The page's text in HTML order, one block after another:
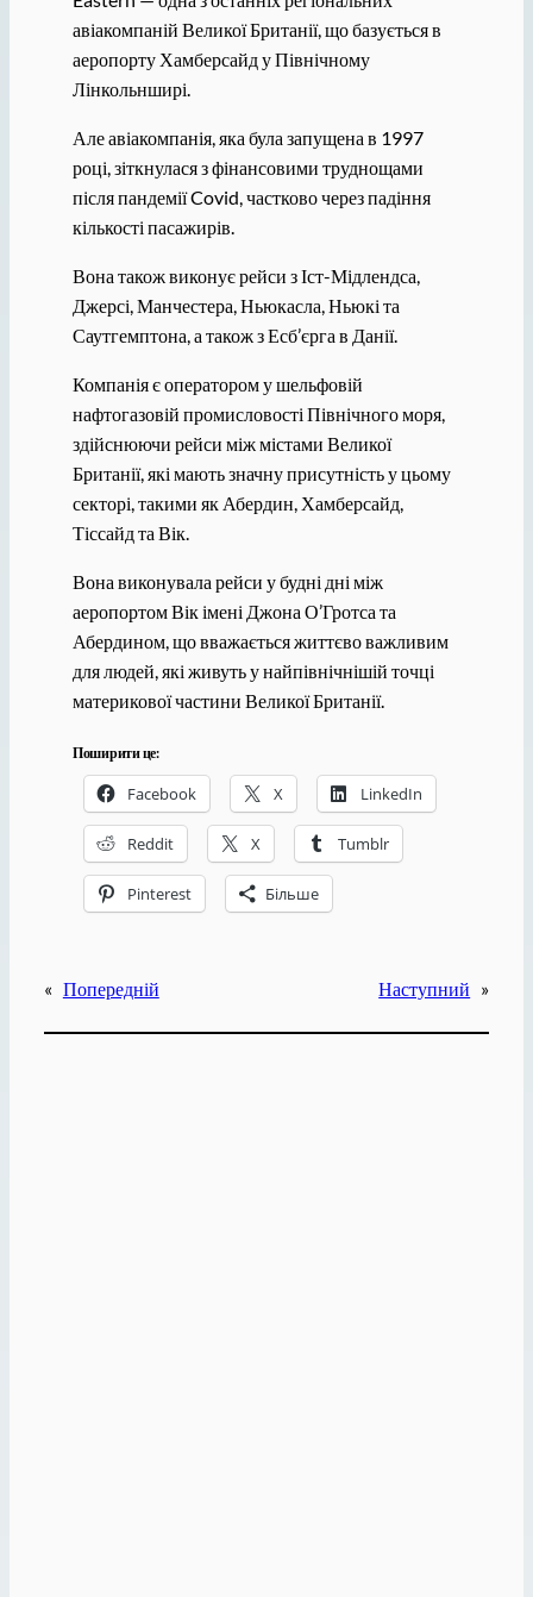
авіакомпаній Великої Британії, що базується в
аеропорту Хамберсайд у Північному
Лінкольнширі.
Але авіакомпанія, яка була запущена в 1997
році, зіткнулася з фінансовими труднощами
після пандемії Covid, частково через падіння
кількості пасажирів.
Вона також виконує рейси з Іст-Мідлендса,
Джерсі, Манчестера, Ньюкасла, Ньюкі та
Саутгемптона, а також з Есб’єрга в Данії.
Компанія є оператором у шельфовій
нафтогазовій промисловості Північного моря,
здійснюючи рейси між містами Великої
Британії, які мають значну присутність у цьому
секторі, такими як Абердин, Хамберсайд,
Тіссайд та Вік.
Вона виконувала рейси у будні дні між
аеропортом Вік імені Джона О’Гротса та
Абердином, що вважається життєво важливим
для людей, які живуть у найпівнічнішій точці
материкової частини Великої Британії.
Поширити це:
Facebook X LinkedIn
Reddit X Tumblr
Pinterest Більше
« Попередній Наступний »